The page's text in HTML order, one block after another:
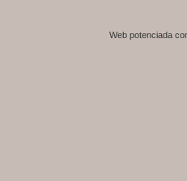
Web potenciada